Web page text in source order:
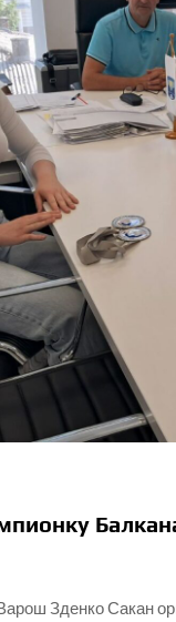
Зденко Сакан